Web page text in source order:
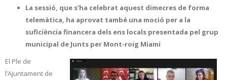
La sessió, que s’ha celebrat aquest dimecres de forma
telemàtica, ha aprovat també una moció per a la
suficiència financera dels ens locals presentada pel grup
municipal de Junts per Mont-roig Miami
El Ple de
l’Ajuntament de